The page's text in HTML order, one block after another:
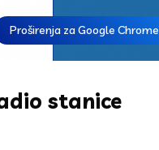
Proširenja za Google Chrome
stanice